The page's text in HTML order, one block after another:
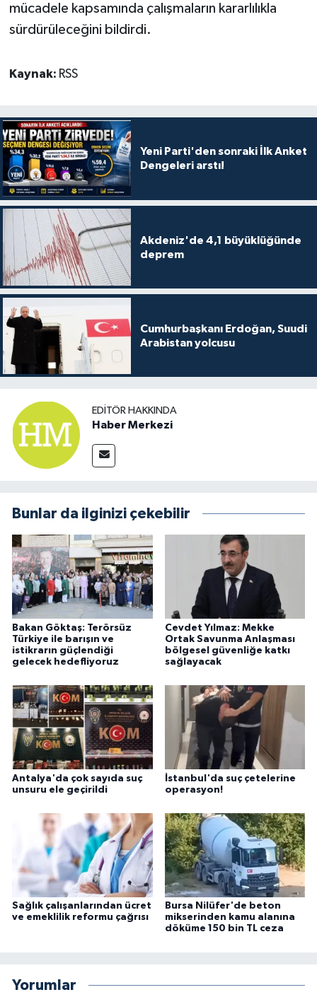
mücadele kapsamında çalışmaların kararlılıkla
sürdürüleceğini bildirdi.
Kaynak: RSS
Yeni Parti'den sonraki İlk Anket
Dengeleri arstı!
Akdeniz'de 4,1 büyüklüğünde
deprem
Cumhurbaşkanı Erdoğan, Suudi
Arabistan yolcusu
EDITÖR HAKKINDA
Haber Merkezi
Bunlar da ilginizi çekebilir
Bakan Göktaş: Terörsüz
Türkiye ile barışın ve
istikrarın güçlendiği
gelecek hedefliyoruz
Cevdet Yılmaz: Mekke
Ortak Savunma Anlaşması
bölgesel güvenliğe katkı
sağlayacak
Antalya'da çok sayıda suç
unsuru ele geçirildi
İstanbul'da suç çetelerine
operasyon!
Sağlık çalışanlarından ücret
ve emeklilik reformu çağrısı
Bursa Nilüfer'de beton
mikserinden kamu alanına
döküme 150 bin TL ceza
Yorumlar